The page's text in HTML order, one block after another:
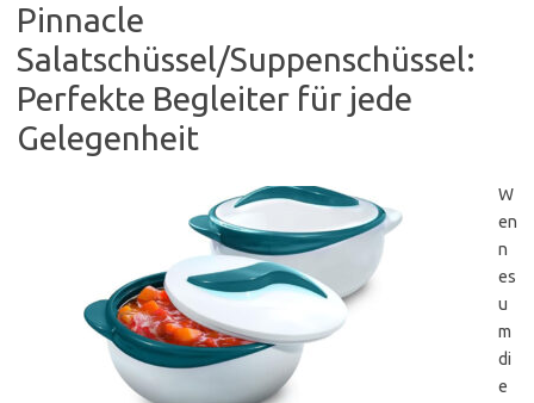
Pinnacle
Salatschüssel/Suppenschüssel:
Perfekte Begleiter für jede
Gelegenheit
W
en
n
es
u
m
di
e